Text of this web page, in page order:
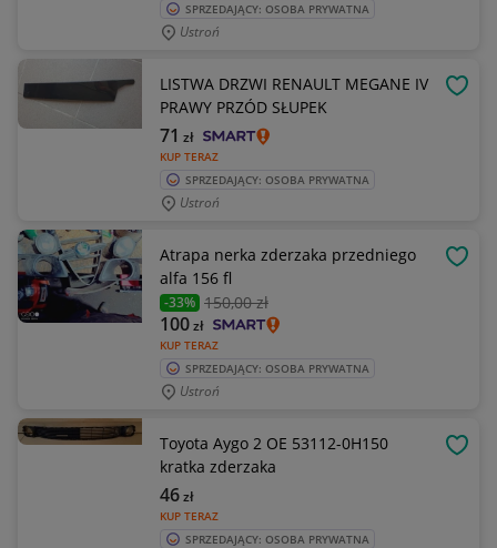
SPRZEDAJĄCY: OSOBA PRYWATNA
Ustroń
LISTWA DRZWI RENAULT MEGANE IV
PRAWY PRZÓD SŁUPEK
KUP TERAZ
71 zł
SPRZEDAJĄCY: OSOBA PRYWATNA
Ustroń
Atrapa nerka zderzaka przedniego
alfa 156 fl
-33% 150,00 zł
KUP TERAZ
100zł
SPRZEDAJĄCY: OSOBA PRYWATNA
Ustroń
Toyota Aygo 2 OE 53112-0H150
kratka zderzaka
KUP TERAZ
46zł
SPRZEDAJĄCY: OSOBA PRYWATNA